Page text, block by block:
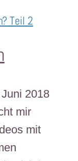
2018
mir
mit